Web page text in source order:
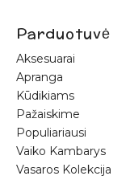
Parduotuvė
Aksesuarai
Apranga
Kūdikiams
Pažaiskime
Populiariausi
Vaiko Kambarys
Vasaros Kolekcija